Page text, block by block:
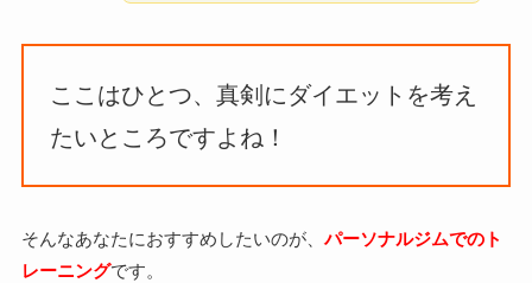
ここはひとつ、真剣にダイエットを考え
たいところですよね！
そんなあなたにおすすめしたいのが、パーソナルジムでのト
レーニングです。